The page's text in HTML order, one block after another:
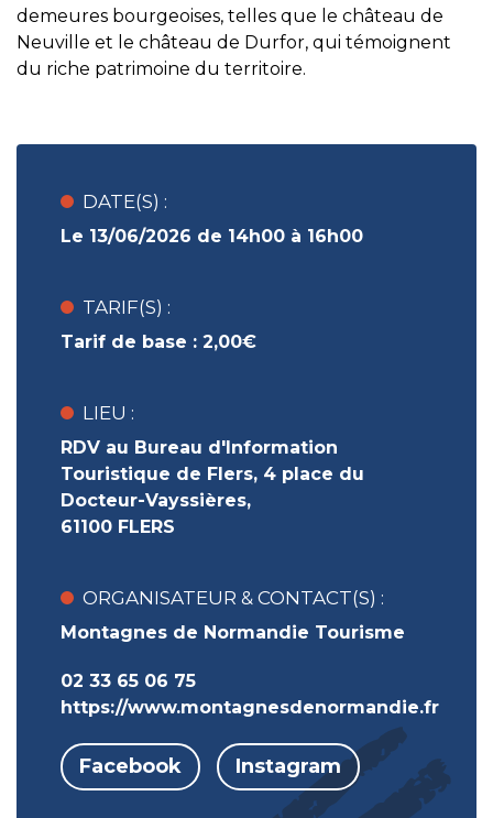
demeures bourgeoises, telles que le château de
Neuville et le château de Durfor, qui témoignent
du riche patrimoine du territoire.
DATE(S) :
Le 13/06/2026 de 14h00 à 16h00
TARIF(S) :
Tarif de base : 2,00€
LIEU :
RDV au Bureau d'Information
Touristique de Flers, 4 place du
Docteur-Vayssières,
61100 FLERS
ORGANISATEUR & CONTACT(S) :
Montagnes de Normandie Tourisme
02 33 65 06 75
https://www.montagnesdenormandie.fr
Facebook Instagram